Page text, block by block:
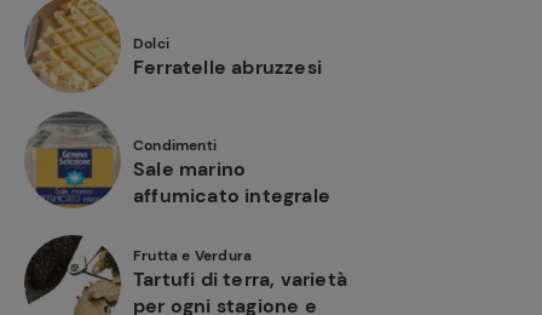
Dolci
Ferratelle abruzzesi
Condimenti
Sale marino
affumicato integrale
Frutta e Verdura
Tartufi di terra, varietà
per ogni stagione e